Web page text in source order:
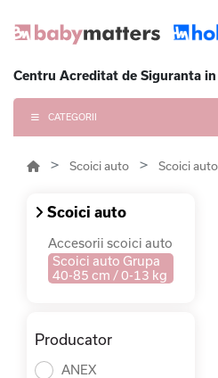
Centru Acreditat de Siguranta
CATEGORII
Scoici auto Scoici
Scoici auto
Accesorii scoici auto
Scoici auto Grupa
40-85 cm / 0-13 kg
Producator
ANEX